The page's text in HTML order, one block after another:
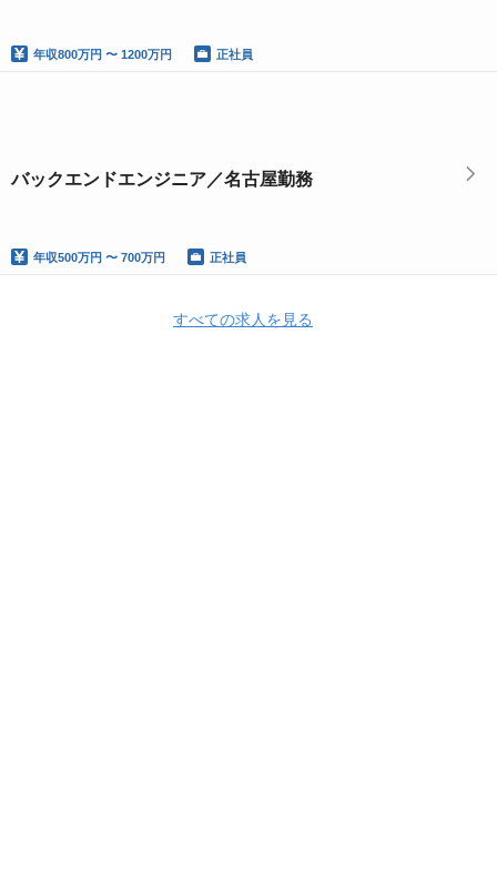
年収800万円 〜 1200万円 正社員
バックエンドエンジニア／名古屋勤務
年収500万円 〜 700万円 正社員
すべての求人を見る